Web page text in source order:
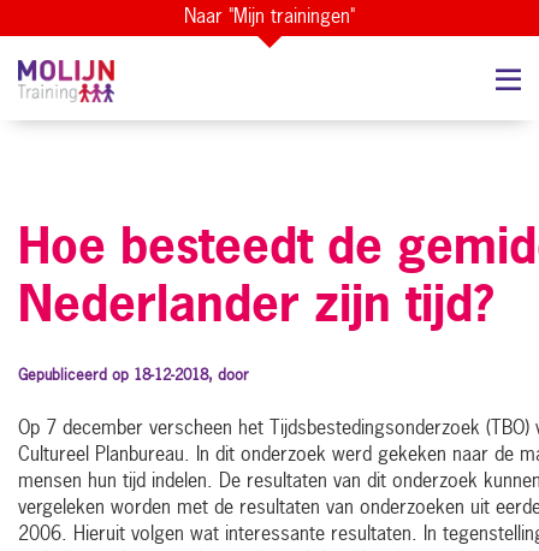
Naar "Mijn trainingen"
Hoe besteedt de
Nederlander zijn tijd?
Gepubliceerd op 18-12-2018, door
Op 7 december verscheen het Tijdsbestedingsonderzoek (TBO)
Cultureel Planbureau. In dit onderzoek werd gekeken naar de
mensen hun tijd indelen. De resultaten van dit onderzoek
vergeleken worden met de resultaten van onderzoeken uit
2006. Hieruit volgen wat interessante resultaten. In